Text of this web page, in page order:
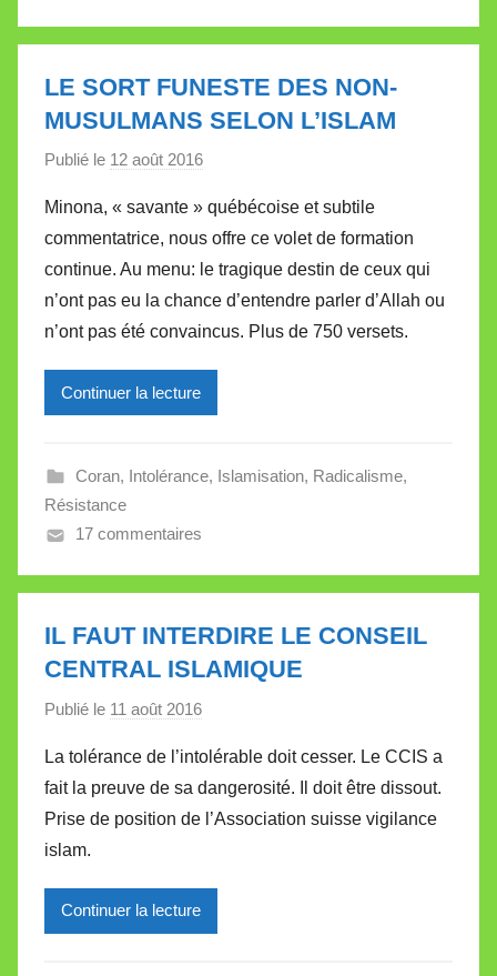
l
l
t
LE SORT FUNESTE DES NON-
MUSULMANS SELON L’ISLAM
Publié le 12 août 2016
r
M
i
r
e
l
V
e
e
Minona, « savante » québécoise et subtile
commentatrice, nous offre ce volet de formation
continue. Au menu: le tragique destin de ceux qui
n’ont pas eu la chance d’entendre parler d’Allah ou
n’ont pas été convaincus. Plus de 750 versets.
Continuer la lecture
Coran, Intolérance, Islamisation, Radicalisme,
Résistance
17 commentaires
IL FAUT INTERDIRE LE CONSEIL
CENTRAL ISLAMIQUE
Publié le 11 août 2016
r
M
l
La tolérance de l’intolérable doit cesser. Le CCIS a
fait la preuve de sa dangerosité. Il doit être dissout.
Prise de position de l’Association suisse vigilance
islam.
Continuer la lecture